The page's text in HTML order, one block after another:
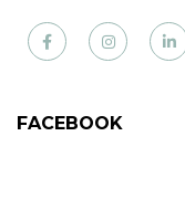
Facebook Instagram
FACEBOOK